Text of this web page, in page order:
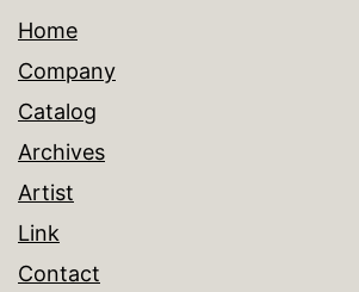
ョ
ン
Home
Company
Catalog
Archives
Artist
Link
Contact